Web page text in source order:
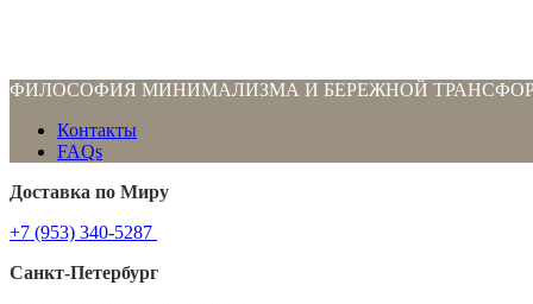
ФИЛОСОФИЯ МИНИМАЛИЗМА И БЕРЕЖНОЙ
Контакты
FAQs
Доставка по Миру
+7 (953) 340-5287
Санкт-Петербург